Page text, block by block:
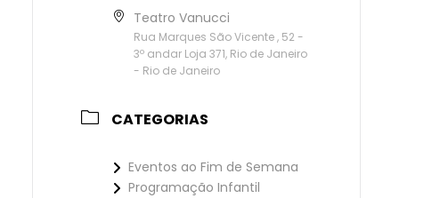
Teatro Vanucci
Rua Marques São Vicente , 52 -
3º andar Loja 371, Rio de Janeiro
- Rio de Janeiro
CATEGORIAS
Eventos ao Fim de Semana
Programação Infantil